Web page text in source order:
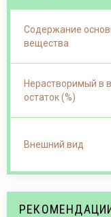
Содержание
вещества
Нерастворимый в
остаток (%)
Внешний вид